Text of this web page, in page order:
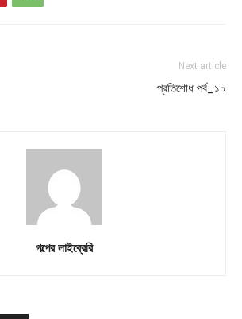
Next article
প্রতিশোধ পর্ব_১০
গল্পের লাইব্রেরি